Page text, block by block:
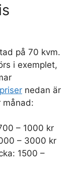
på 70 kvm.
i exemplet,
nedan är
månad:
– 1000 kr
– 3000 kr
1500 –